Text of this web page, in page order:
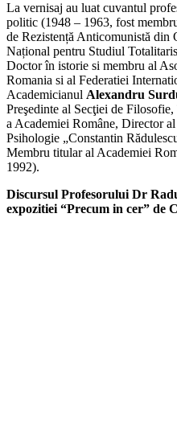
La vernisaj au luat cuvantul
politic (1948 – 1963, fost
de Rezistență Anticomunistă din
Național pentru Studiul
Doctor în istorie si membru al
Romania si al Federatiei
Academicianul Alexandru
Preşedinte al Secţiei de
a Academiei Române, Director
Psihologie „Constantin
Membru titular al Academiei
1992).
Discursul Profesorului Dr
expozitiei “Precum in cer” de